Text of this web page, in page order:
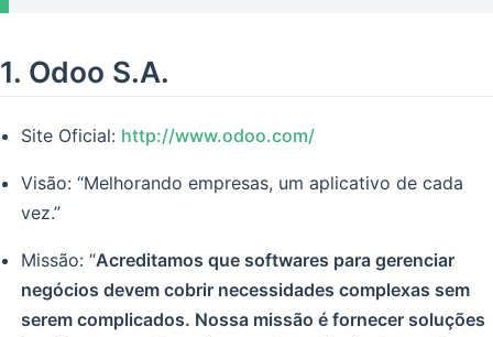
1. Odoo S.A.
Site Oficial: http://www.odoo.com/
Visão: “Melhorando empresas, um aplicativo de cada
vez.”
Missão: “Acreditamos que softwares para gerenciar
negócios devem cobrir necessidades complexas sem
serem complicados. Nossa missão é fornecer soluções